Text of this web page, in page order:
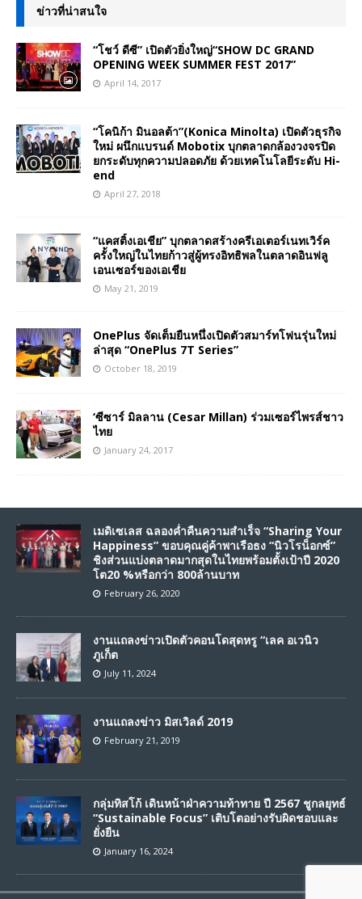
ข่าวที่น่าสนใจ
“โชว์ ดีซี” เปิดตัวยิ่งใหญ่“SHOW DC GRAND
OPENING WEEK SUMMER FEST 2017”
April 14, 2017
“โคนิก้า มินอลต้า”(Konica Minolta) เปิดตัวธุรกิจ
ใหม่ ผนึกแบรนด์ Mobotix บุกตลาดกล้องวงจรปิด
ยกระดับทุกความปลอดภัย ด้วยเทคโนโลยีระดับ Hi-
end
April 27, 2018
“แคสติ้งเอเชีย” บุกตลาดสร้างครีเอเตอร์เนทเวิร์ค
ครั้งใหญ่ในไทยก้าวสู่ผู้ทรงอิทธิพลในตลาดอินฟลู
เอนเซอร์ของเอเชีย
May 21, 2019
OnePlus จัดเต็มยืนหนึ่งเปิดตัวสมาร์ทโฟนรุ่นใหม่
ล่าสุด “OnePlus 7T Series”
October 18, 2019
‘ซีซาร์ มิลลาน (Cesar Millan) ร่วมเซอร์ไพรส์ชาว
ไทย
January 24, 2017
เมดิเซเลส ฉลองค่ำคืนความสำเร็จ “Sharing Your
Happiness” ขอบคุณคู่ค้าพาเรือธง “นิวโรน็อกซ์”
ชิงส่วนแบ่งตลาดมากสุดในไทยพร้อมตั้งเป้าปี 2020
โต20 %หรือกว่า 800ล้านบาท
February 26, 2020
งานแถลงข่าวเปิดตัวคอนโดสุดหรู “เลค อเวนิว
ภูเก็ต
July 11, 2024
งานแถลงข่าว มิสเวิลด์ 2019
February 21, 2019
กลุ่มทิสโก้ เดินหน้าฝ่าความท้าทาย ปี 2567 ชูกลยุทธ์
“Sustainable Focus” เติบโตอย่างรับผิดชอบและ
ยั่งยืน
January 16, 2024